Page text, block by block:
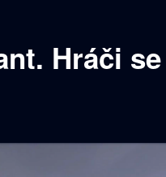
Hráči se